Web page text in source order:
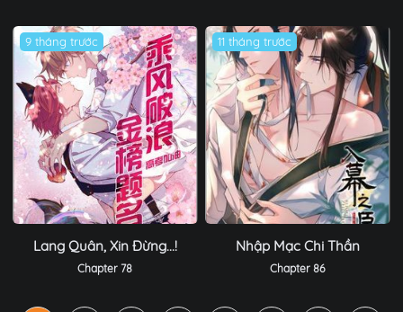
9 tháng trước
Lang Quân, Xin Đừng...!
Chapter 78
11 tháng trước
Nhập Mạc Chi Thần
Chapter 86